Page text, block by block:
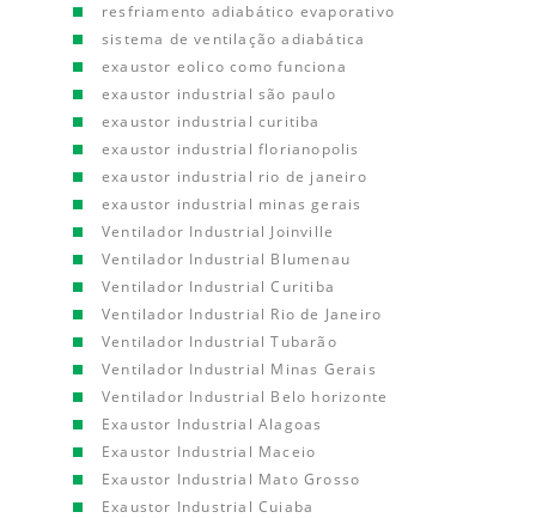
resfriamento adiabático evaporativo
sistema de ventilação adiabática
exaustor eolico como funciona
exaustor industrial são paulo
exaustor industrial curitiba
exaustor industrial florianopolis
exaustor industrial rio de janeiro
exaustor industrial minas gerais
Ventilador Industrial Joinville
Ventilador Industrial Blumenau
Ventilador Industrial Curitiba
Ventilador Industrial Rio de Janeiro
Ventilador Industrial Tubarão
Ventilador Industrial Minas Gerais
Ventilador Industrial Belo horizonte
Exaustor Industrial Alagoas
Exaustor Industrial Maceio
Exaustor Industrial Mato Grosso
Exaustor Industrial Cuiaba